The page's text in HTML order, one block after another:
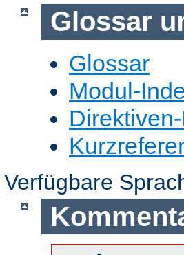
Glossar
Glossar
Modul-
Verfügbare